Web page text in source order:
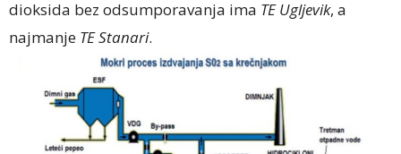
dioksida bez odsumporavanja ima TE Ugljevik, a
najmanje TE Stanari.